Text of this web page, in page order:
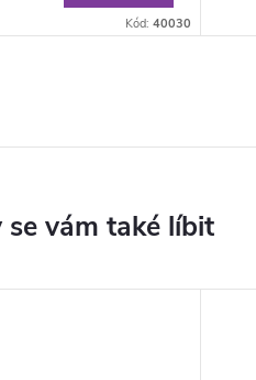
Kód: 40030